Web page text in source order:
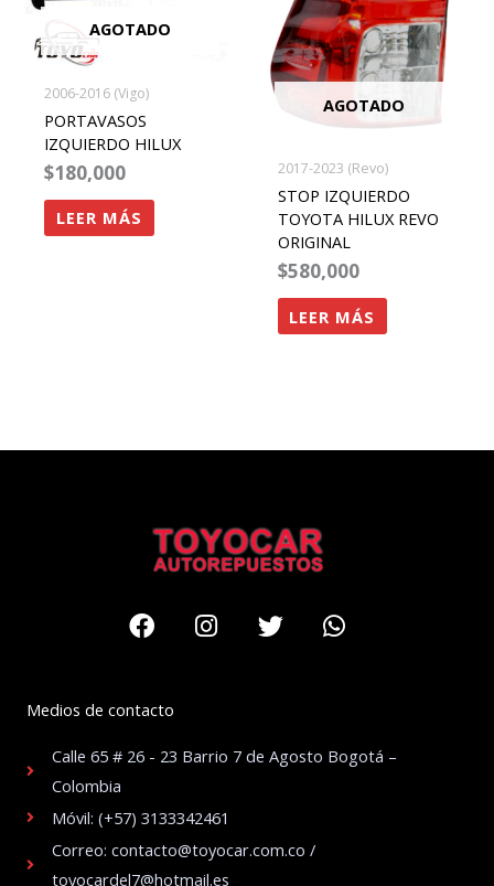
AGOTADO
2006-2016 (Vigo)
PORTAVASOS
IZQUIERDO HILUX
$180,000
LEER MÁS
AGOTADO
2017-2023 (Revo)
STOP IZQUIERDO
TOYOTA HILUX REVO
ORIGINAL
$580,000
LEER MÁS
FacebookInstagram
TwitterWhatsapp
Medios de contacto
Calle 65 # 26 - 23 Barrio 7 de Agosto Bogotá –
Colombia
Móvil: (+57) 3133342461
Correo: contacto@toyocar.com.co /
toyocardel7@hotmail.es